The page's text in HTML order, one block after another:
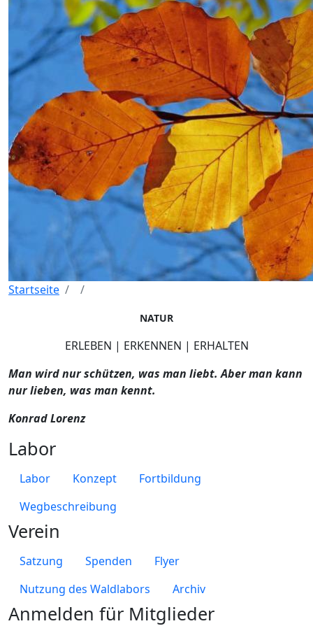
Startseite
NATUR
ERLEBEN | ERKENNEN | ERHALTEN
Man wird nur schützen, was man liebt. Aber man kann
nur lieben, was man kennt.
Konrad Lorenz
Labor
Labor Konzept
Fortbildung
Wegbeschreibung
Verein
Satzung Spenden
Flyer
Nutzung des Waldlabors
Archiv
Anmelden für Mitglieder